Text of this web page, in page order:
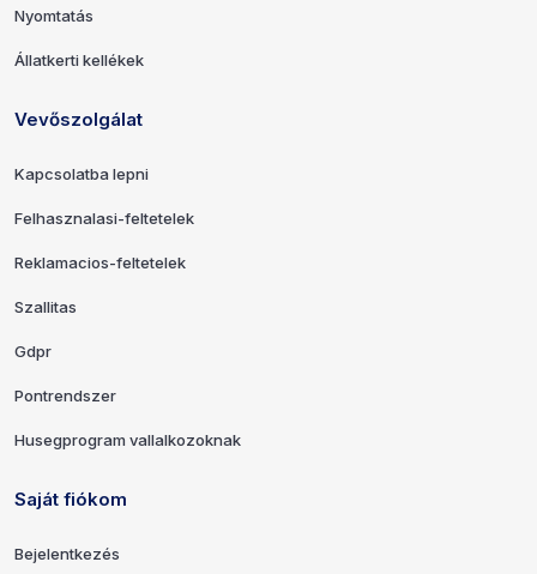
Nyomtatás
Állatkerti kellékek
Vevőszolgálat
Kapcsolatba lepni
Felhasznalasi-feltetelek
Reklamacios-feltetelek
Szallitas
Gdpr
Pontrendszer
Husegprogram vallalkozoknak
Saját fiókom
Bejelentkezés